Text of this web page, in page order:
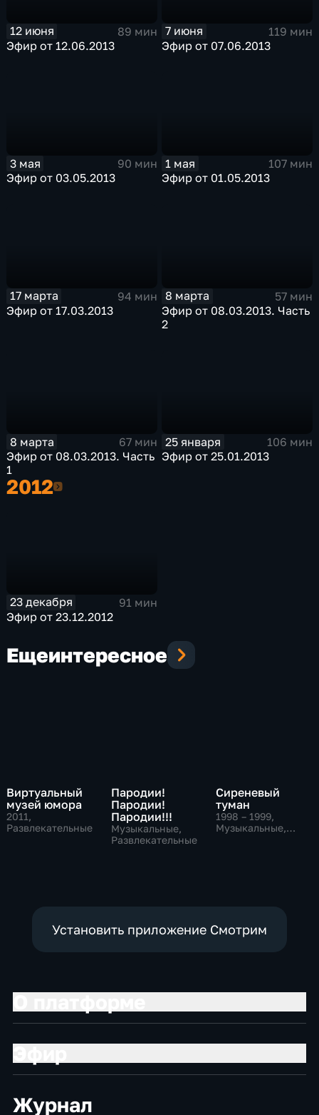
12 июня
89 мин
Эфир от 12.06.2013
7 июня
119 мин
Эфир от 07.06.2013
3 мая
90 мин
Эфир от 03.05.2013
1 мая
107 мин
Эфир от 01.05.2013
17 марта
94 мин
Эфир от 17.03.2013
8 марта
57 мин
Эфир от 08.03.2013. Часть
2
8 марта
67 мин
Эфир от 08.03.2013. Часть
1
25 января
106 мин
Эфир от 25.01.2013
20122012
23 декабря
91 мин
Эфир от 23.12.2012
Ещеинтересное
Виртуальный
музей юмора
2011,
Развлекательные
Пародии!
Пародии!
Пародии!!!
Музыкальные,
Развлекательные
Сиреневый
туман
1998 – 1999,
Музыкальные,
Установить приложение Смотрим
Журнал